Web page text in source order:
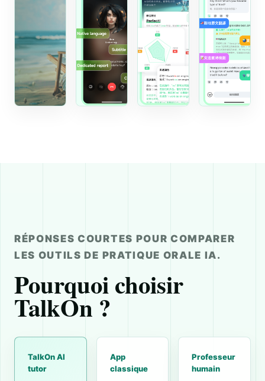
RÉPONSES COURTES POUR COMPARER
LES OUTILS DE PRATIQUE ORALE IA.
Pourquoi choisir
TalkOn ?
TalkOn AI
tutor
App
classique
Professeur
humain